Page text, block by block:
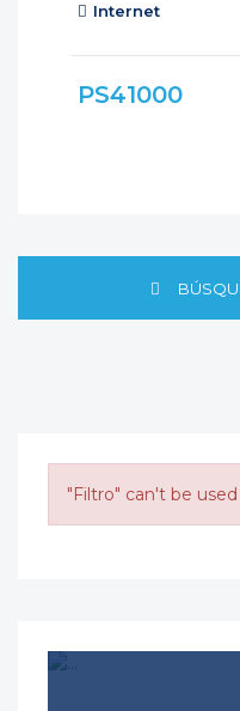
Internet
PS41000
"Filtro" can't be